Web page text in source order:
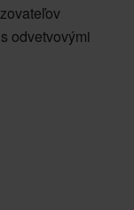
odvetvovými